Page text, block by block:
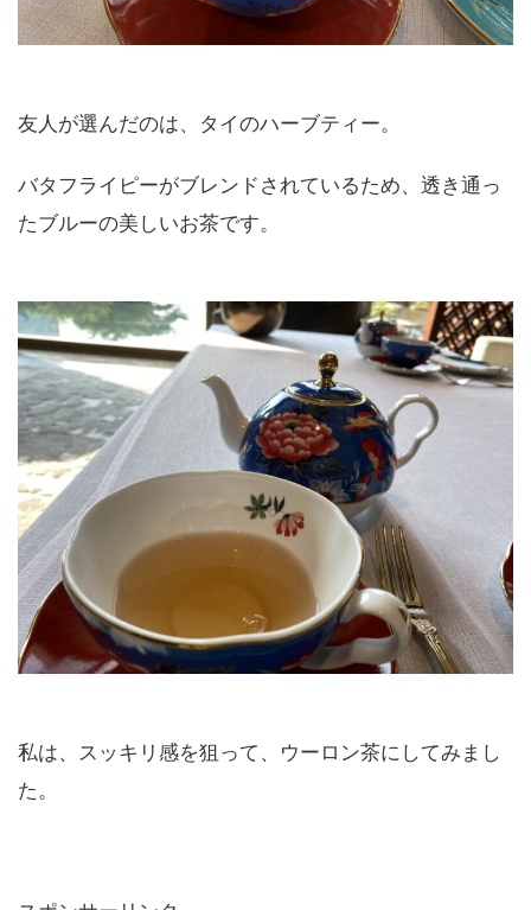
友人が選んだのは、タイのハーブティー。
バタフライピーがブレンドされているため、透き通っ
たブルーの美しいお茶です。
私は、スッキリ感を狙って、ウーロン茶にしてみまし
た。